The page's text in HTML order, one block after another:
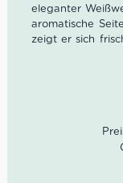
eleganter
aromatische
zeigt er sich
Walnuss und
Aperitivo,
Farbe: